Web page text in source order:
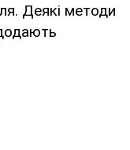
Деякі методи